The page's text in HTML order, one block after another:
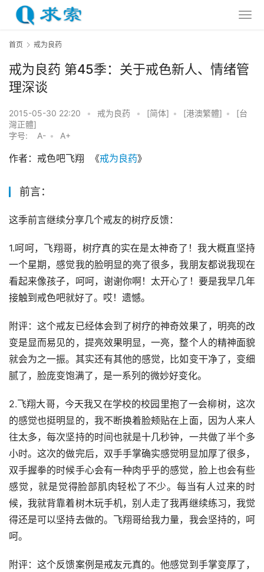
首页 戒为良药
戒为良药 第45季：关于戒色新人、情绪管
理深谈
2015-05-30 22:20 • 戒为良药 • [简体] • [港澳繁體] •
[台
灣正體]
字号:
A- • A+
作者：戒色吧飞翔  《戒为良药》
前言：
这季前言继续分享几个戒友的树疗反馈：
1.呵呵，飞翔哥，树疗真的实在是太神奇了！我大概直坚持
一个星期，感觉我的脸明显的亮了很多，我朋友都说我现在
看起来像孩子，呵呵，谢谢你啊！太开心了！要是我早几年
接触到戒色吧就好了。哎！遗憾。
附评：这个戒友已经体会到了树疗的神奇效果了，明亮的改
变是显而易见的，提亮效果明显，一亮，整个人的精神面貌
就会为之一振。其实还有其他的感觉，比如变干净了，变细
腻了，脸庞变饱满了，是一系列的微妙好变化。
2.飞翔大哥，今天我又在学校的校园里抱了一会柳树，这次
的感觉也挺明显的，我不断换着脸颊贴在上面，因为人来人
往太多，每次坚持的时间也就是十几秒钟，一共做了半个多
小时。这次的做完后，双手手掌确实感觉明显加厚了很多，
双手握拳的时候手心会有一种肉乎乎的感觉，脸上也会有些
感觉，就是觉得脸部肌肉轻松了不少。每当有人过来的时
候，我就背靠着树木玩手机，别人走了我再继续练习，我觉
得还是可以坚持去做的。飞翔哥给我力量，我会坚持的，呵
呵。
附评：这个反馈案例是戒友元真的。他感觉到手掌变厚了，